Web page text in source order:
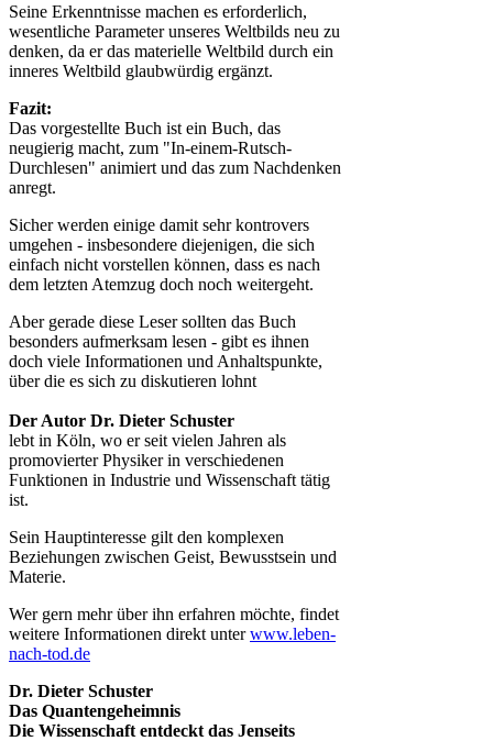
Seine Erkenntnisse machen es erforderlich,
wesentliche Parameter unseres Weltbilds neu zu
denken, da er das materielle Weltbild durch ein
inneres Weltbild glaubwürdig ergänzt.
Fazit:
Das vorgestellte Buch ist ein Buch, das
neugierig macht, zum "In-einem-Rutsch-
Durchlesen" animiert und das zum Nachdenken
anregt.
Sicher werden einige damit sehr kontrovers
umgehen - insbesondere diejenigen, die sich
einfach nicht vorstellen können, dass es nach
dem letzten Atemzug doch noch weitergeht.
Aber gerade diese Leser sollten das Buch
besonders aufmerksam lesen - gibt es ihnen
doch viele Informationen und Anhaltspunkte,
über die es sich zu diskutieren lohnt
Der Autor Dr. Dieter Schuster
lebt in Köln, wo er seit vielen Jahren als
promovierter Physiker in verschiedenen
Funktionen in Industrie und Wissenschaft tätig
ist.
Sein Hauptinteresse gilt den komplexen
Beziehungen zwischen Geist, Bewusstsein und
Materie.
Wer gern mehr über ihn erfahren möchte, findet
weitere Informationen direkt unterwww.leben-
nach-tod.de
Dr. Dieter Schuster
Das Quantengeheimnis
Die Wissenschaft entdeckt das Jenseits